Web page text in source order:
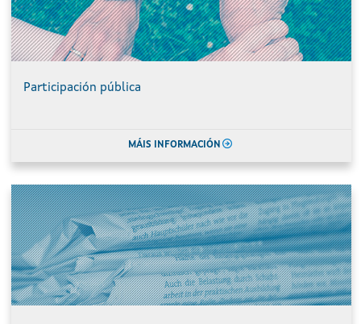
Participación pública
MÁIS INFORMACIÓN